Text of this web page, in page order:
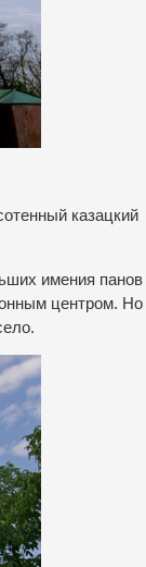
казацкий
имения панов
центром. Но